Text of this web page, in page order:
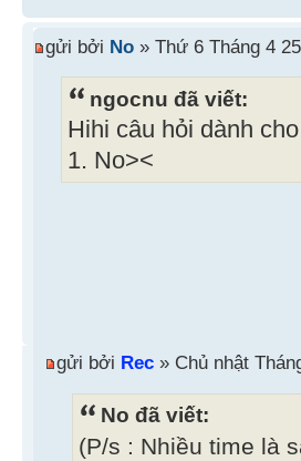
gửi bởi No » Thứ 6 Tháng 4
ngocnu đã viết:
Hihi câu hỏi dành
1. No><
gửi bởi Rec » Chủ nhật
No đã viết:
(P/s : Nhiều time là